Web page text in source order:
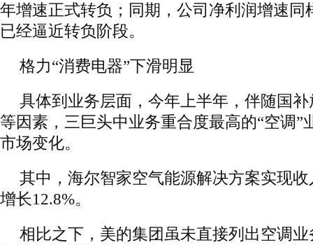
年增速正式转负；同期，公司净利润增速同
已经逼近转负阶段。
格力“消费电器”下滑明显
具体到业务层面，今年上半年，伴随国
等因素，三巨头中业务重合度最高的“空调”
市场变化。
其中，海尔智家空气能源解决方案实现
增长12.8%。
相比之下，美的集团虽未直接列出空调